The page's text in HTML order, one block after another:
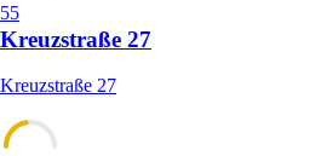
55
Kreuzstraße 27
Kreuzstraße 27